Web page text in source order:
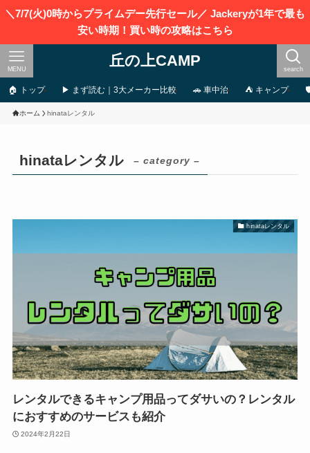
＼7/7(火)0時からプライムデー先行セール／ Jackeryが1年で最も
安い時期！買い時の攻略はこちら
丘の上CAMP search
MENU
🏠 トップ ▶ まず読む｜3大メーカー比較 🚗 車中泊 ⛺ キャンプ
ホーム hinataレンタル
hinataレンタル – category –
hinataレンタル
レンタルできるキャンプ用品ってダサいの？レンタル
におすすめのサービスも紹介
2024年2月22日